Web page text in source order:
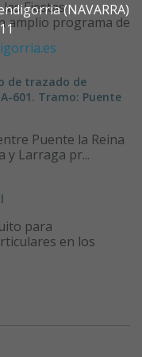
(NAVARRA)
Fiestas
amplio programa de
de trazado de
601. Tramo: Puente
Puente la Reina
Larraga pr...
para
en los